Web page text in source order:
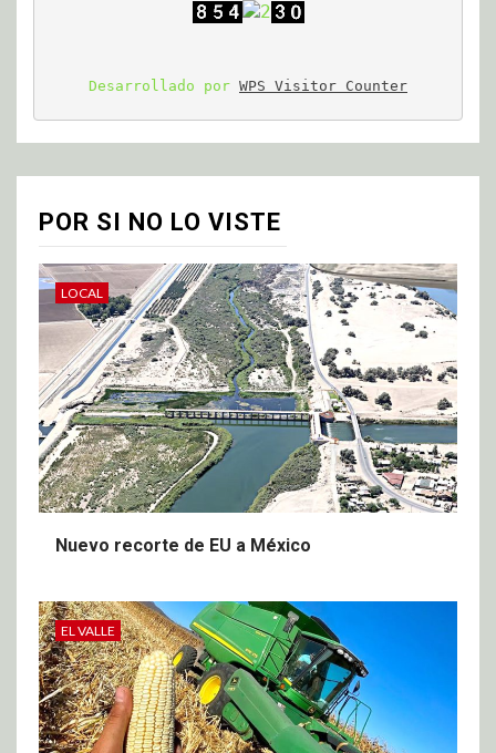
Desarrollado por WPS Visitor Counter
POR SI NO LO VISTE
LOCAL
Nuevo recorte de EU a México
EL VALLE